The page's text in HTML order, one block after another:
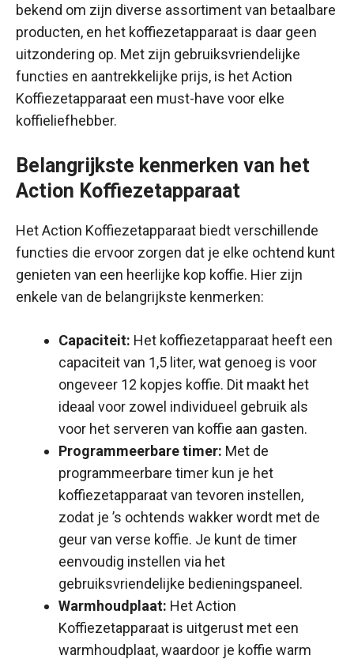
bekend om zijn diverse assortiment van betaalbare
producten, en het koffiezetapparaat is daar geen
uitzondering op. Met zijn gebruiksvriendelijke
functies en aantrekkelijke prijs, is het Action
Koffiezetapparaat een must-have voor elke
koffieliefhebber.
Belangrijkste kenmerken van het
Action Koffiezetapparaat
Het Action Koffiezetapparaat biedt verschillende
functies die ervoor zorgen dat je elke ochtend kunt
genieten van een heerlijke kop koffie. Hier zijn
enkele van de belangrijkste kenmerken:
Capaciteit: Het koffiezetapparaat heeft een
capaciteit van 1,5 liter, wat genoeg is voor
ongeveer 12 kopjes koffie. Dit maakt het
ideaal voor zowel individueel gebruik als
voor het serveren van koffie aan gasten.
Programmeerbare timer: Met de
programmeerbare timer kun je het
koffiezetapparaat van tevoren instellen,
zodat je ’s ochtends wakker wordt met de
geur van verse koffie. Je kunt de timer
eenvoudig instellen via het
gebruiksvriendelijke bedieningspaneel.
Warmhoudplaat: Het Action
Koffiezetapparaat is uitgerust met een
warmhoudplaat, waardoor je koffie warm